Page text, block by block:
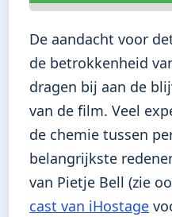
De aandacht voor
de betrokkenheid
dragen bij aan de
van de film. Veel
de chemie tussen
belangrijkste
van Pietje Bell (zie
cast van iHostage